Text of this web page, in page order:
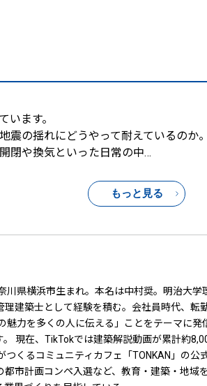
います。
震の揺れにどうやって耐えているの
閉や換気といった日常の中…
もっと見る
川県横浜市生まれ。本名は中村奨。明治大
建築士として経験を積む。会社員時代、転
力を多くの人に伝える」ことをテーマに
現在、TikTokでは建築解説動画が累計約
くるコミュニティカフェ「TONKAN」の
市計画コンペ入選など、教育・建築・地